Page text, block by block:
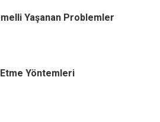
Yaşanan Problemler
Yöntemleri